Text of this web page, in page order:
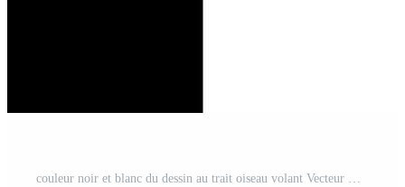
couleur noir et blanc du dessin au trait oiseau volant Vecteur Gratuit et SVG Gratuit